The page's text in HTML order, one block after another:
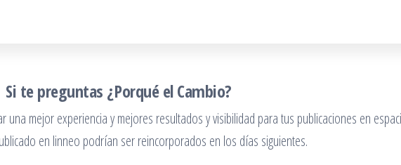
Si te preguntas ¿Porqué el Cambio?
mejor experiencia y mejores resultados y visibilidad para tus publicaciones en
en linneo podrían ser reincorporados en los días siguientes.